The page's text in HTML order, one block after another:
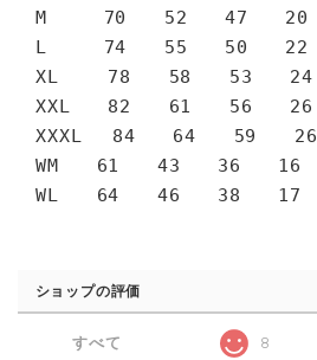
M 70 52 47 20
L 74 55 50 22
XL 78 58 53 24
XXL 82 61 56 26
XXXL 84 64 59 26
WM 61 43 36 16
WL 64 46 38 17
ショップの評価
すべて 8